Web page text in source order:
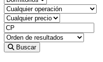
Buscar